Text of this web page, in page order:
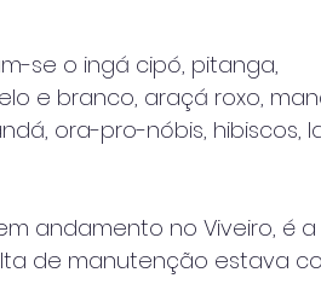
se o ingá cipó, pitanga,
e branco, araçá roxo,
ora-pro-nóbis, hibiscos,
andamento no Viveiro, é
de manutenção estava